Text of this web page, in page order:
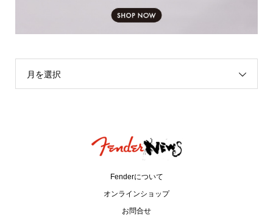
月を選択
Fenderについて
オンラインショップ
お問合せ